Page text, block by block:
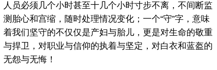
人员必须几个小时甚至十几个小时寸步不离，不间断监
测胎心和宫缩，随时处理情况变化；一个“守”字，意味
着我们坚守的不仅仅是产妇与胎儿，更是对生命的敬重
与捍卫，对职业与信仰的执着与坚定，对白衣和蓝盔的
无怨与无悔！